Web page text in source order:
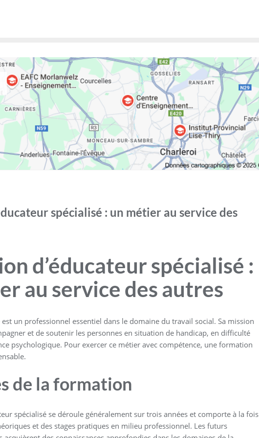
spécialisé : un métier au service des
d’éducateur spécialisé :
au service des autres
est un professionnel essentiel dans le domaine du travail social. Sa mission
et de soutenir les personnes en situation de handicap, en difficulté
psychologique. Pour exercer ce métier avec compétence, une formation
de la formation
spécialisé se déroule généralement sur trois années et comporte à la fois
et des stages pratiques en milieu professionnel. Les futurs